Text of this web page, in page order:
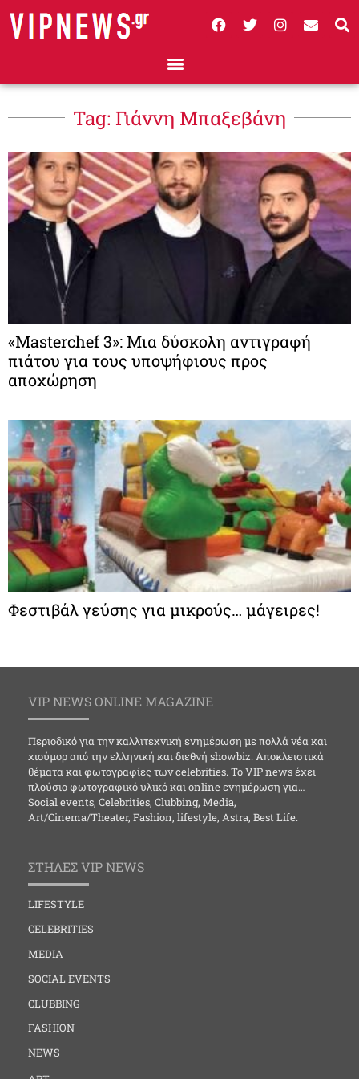
Tag: Γιάννη Μπαξεβάνη
«Masterchef 3»: Μια δύσκολη αντιγραφή
πιάτου για τους υποψήφιους προς
αποχώρηση
Φεστιβάλ γεύσης για μικρούς… μάγειρες!
VIP NEWS ONLINE MAGAZINE
Περιοδικό για την καλλιτεχνική ενημέρωση με πολλά νέα και
χιούμορ από την ελληνική και διεθνή showbiz. Αποκλειστικά
θέματα και φωτογραφίες των celebrities. Το VIP news έχει
πλούσιο φωτογραφικό υλικό και online ενημέρωση για…
Social events, Celebrities, Clubbing, Media,
Art/Cinema/Theater, Fashion, lifestyle, Astra, Best Life.
ΣΤΗΛΕΣ VIP NEWS
LIFESTYLE
CELEBRITIES
MEDIA
SOCIAL EVENTS
CLUBBING
FASHION
NEWS